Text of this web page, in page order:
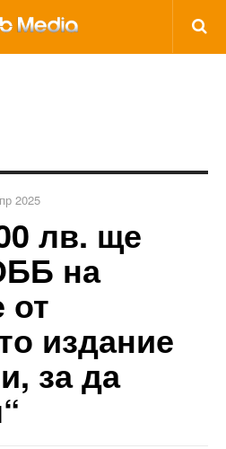
2025
лв. ще
на
от
издание
за да